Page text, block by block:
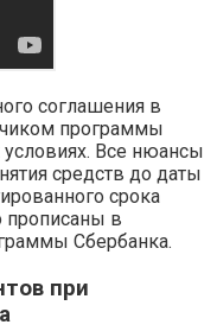
соглашения в
программы
Все нюансы
средств до даты
срока
прописаны в
Сбербанка.
при